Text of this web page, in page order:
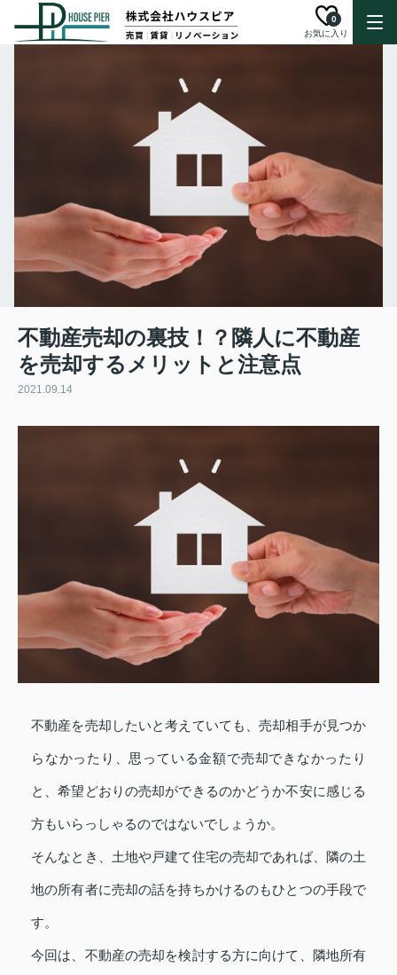
お気に入り
0
不動産売却の裏技！？隣人に不動産
を売却するメリットと注意点
2021.09.14
不動産を売却したいと考えていても、売却相手が見つか
らなかったり、思っている金額で売却できなかったり
と、希望どおりの売却ができるのかどうか不安に感じる
方もいらっしゃるのではないでしょうか。
そんなとき、土地や戸建て住宅の売却であれば、隣の土
地の所有者に売却の話を持ちかけるのもひとつの手段で
す。
今回は、不動産の売却を検討する方に向けて、隣地所有